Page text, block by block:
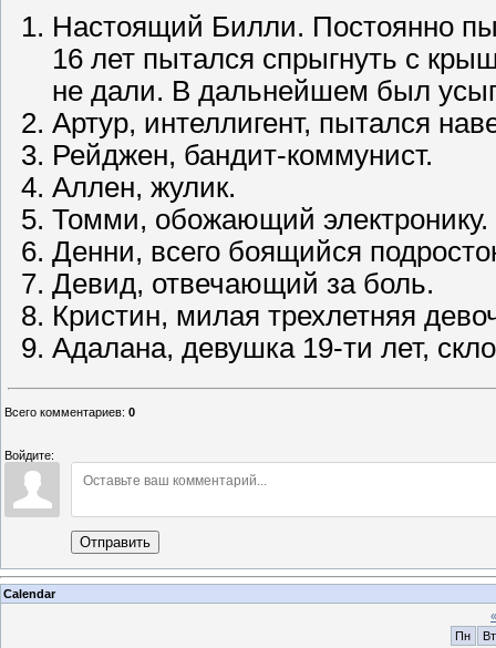
Настоящий Билли. Постоянно
16 лет пытался спрыгнуть с
не дали. В дальнейшем был
Артур, интеллигент, пытался
Рейджен, бандит-коммунист.
Аллен, жулик.
Томми, обожающий электронику.
Денни, всего боящийся
Девид, отвечающий за боль.
Кристин, милая трехлетняя
Адалана, девушка 19-ти лет,
Всего комментариев: 0
Войдите:
Отправить
Calendar
«
Пн
Вт